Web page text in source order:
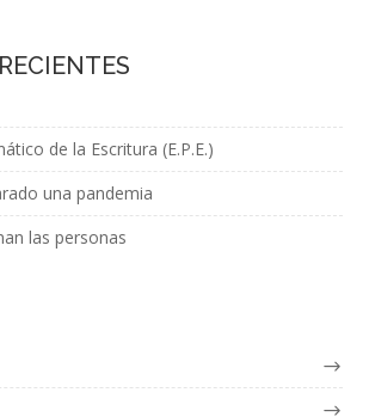
de la Escritura (E.P.E.)
una pandemia
las personas